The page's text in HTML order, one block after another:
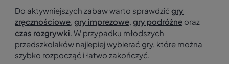
Do aktywniejszych zabaw warto sprawdzić gry
zręcznościowe, gry imprezowe, gry podróżne oraz
czas rozgrywki. W przypadku młodszych
przedszkolaków najlepiej wybierać gry, które można
szybko rozpocząć i łatwo zakończyć.